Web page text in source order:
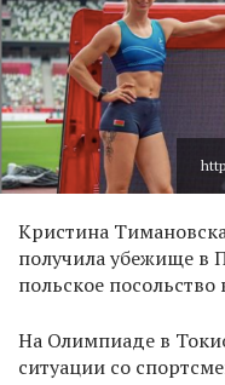
Кристина
получила убежище в
польское посольство
На Олимпиаде в
ситуации со